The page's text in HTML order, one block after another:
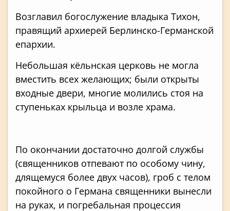
Возглавил богослужение владыка Тихон,
правящий архиерей Берлинско-Германской
епархии.
Небольшая кёльнская церковь не могла
вместить всех желающих; были открыты
входные двери, многие молились стоя на
ступеньках крыльца и возле храма.
По окончании достаточно долгой службы
(священников отпевают по особому чину,
длящемуся более двух часов), гроб с телом
покойного о Германа священники вынесли
на руках, и погребальная процессия